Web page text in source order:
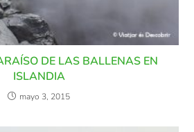
DE LAS BALLENAS EN
ISLANDIA
mayo 3, 2015